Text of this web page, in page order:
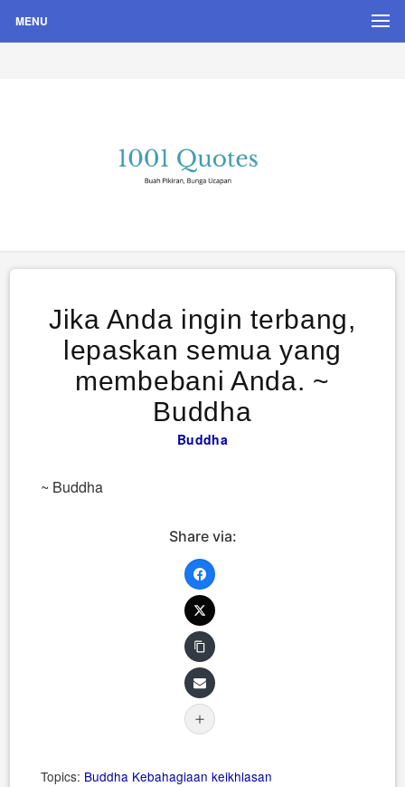
MENU
Quote Hari Puisi
Jika Anda ingin terbang,
lepaskan semua yang
membebani Anda. ~
Buddha
Buddha
~ Buddha
Share via:
Topics: Buddha Kebahagiaan keikhlasan